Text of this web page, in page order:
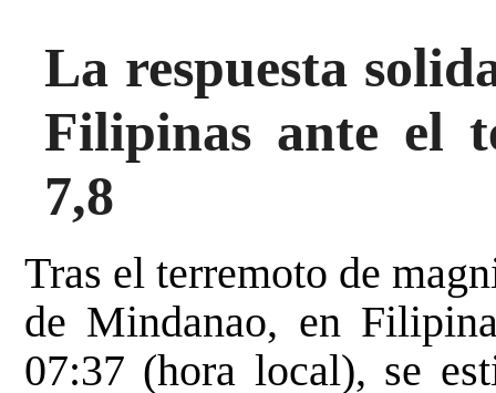
La respuesta
Filipinas ante el
7,8
Tras el terremoto de
de Mindanao, en
07:37 (hora local), se